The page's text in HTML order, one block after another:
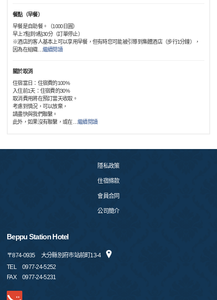
餐點（早餐）
早餐是自助餐。（1000日圓）
早上7點到9點30分（訂單停止）
※酒店的客人基本上可以享用早餐，但有時您可能被引導到集體酒店（步行1分鐘），
因為在組織… 繼續閱讀
關於取消
住宿當日：住宿費的100%
入住前1天：住宿費的30%
取消費用將在預訂當天收取。
考慮到情況，可以放棄，
請盡快與我們聯繫。
此外，如果沒有聯繫，或在… 繼續閱讀
隱私政策
住宿條款
會員合同
公司簡介
Beppu Station Hotel
〒874-0935
大分縣別府市站前町13-4
TEL
0977-24-5252
FAX
0977-24-5231